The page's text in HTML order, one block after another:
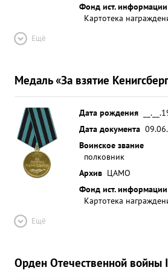
Фонд ист. информации
Картотека
Ещё
Медаль «За взятие
Дата рождения
Дата документа
Воинское звание
полковник
Архив ЦАМО
Фонд ист. информации
Картотека
Ещё
Орден Отечественной войны